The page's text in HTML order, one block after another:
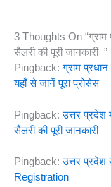
3 Thoughts On “ग्राम
सैलरी की पूरी जानकारी ”
Pingback:ग्राम
यहाँ से जानें पूरा प्रोसेस
Pingback:उत्तर प्रदेश
सैलरी की पूरी जानकारी
Pingback:उत्तर
Registration